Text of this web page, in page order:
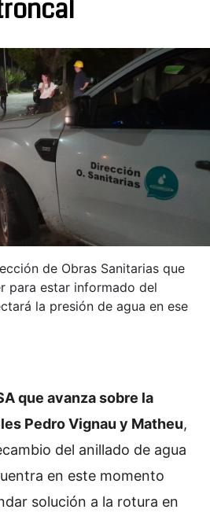
de Obras Sanitarias que
para estar informado del
la presión de agua en ese
que avanza sobre la
Pedro Vignau y Matheu,
del anillado de agua
en este momento
solución a la rotura en